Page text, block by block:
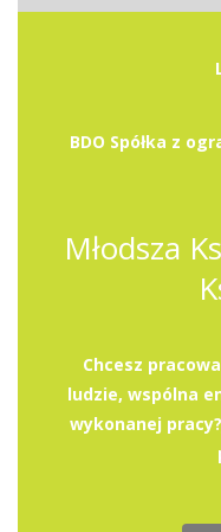
BDO Spółka z
Młodsza
Chcesz
ludzie, wspólna
wykonanej